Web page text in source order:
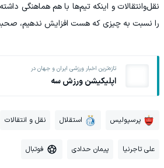
نقل‌وانتقالات و اینکه تیم‌ها با هم هماهنگی
را نسبت به چیزی که هست افزایش ندهیم،
تازه‌ترین اخبار ورزشی ایران و جهان در
اپلیکیشن ورزش سه
پرسپولیس استقلال نقل و انتقالات
علی تاجرنیا پیمان حدادی فوتبال